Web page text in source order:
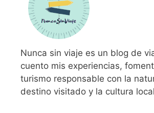
Nunca sin viaje es un blog de
cuento mis experiencias,
turismo responsable con la
destino visitado y la cultura